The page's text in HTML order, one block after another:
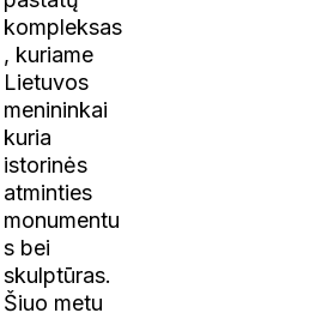
kompleksas
, kuriame
Lietuvos
menininkai
kuria
istorinės
atminties
monumentu
s bei
skulptūras.
Šiuo metu